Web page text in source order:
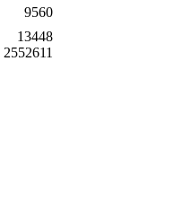
9560
13448
2552611